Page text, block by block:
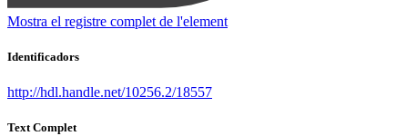
Mostra el registre complet de l'element
Identificadors
http://hdl.handle.net/10256.2/18557
Text Complet